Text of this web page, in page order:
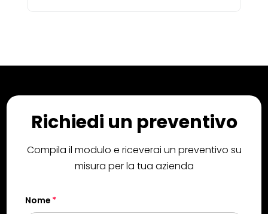
Richiedi un preventivo
Compila il modulo e riceverai un preventivo su
misura per la tua azienda
Nome